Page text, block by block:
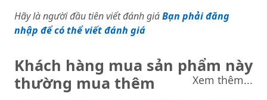
Hãy là người đầu tiên viết đánh giáBạn phải đăng
nhập để có thể viết đánh giá
Khách hàng mua sản phẩm này
thường mua thêm
Xem thêm...